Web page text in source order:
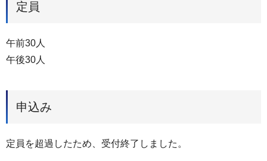
定員
午前30人
午後30人
申込み
定員を超過したため、受付終了しました。